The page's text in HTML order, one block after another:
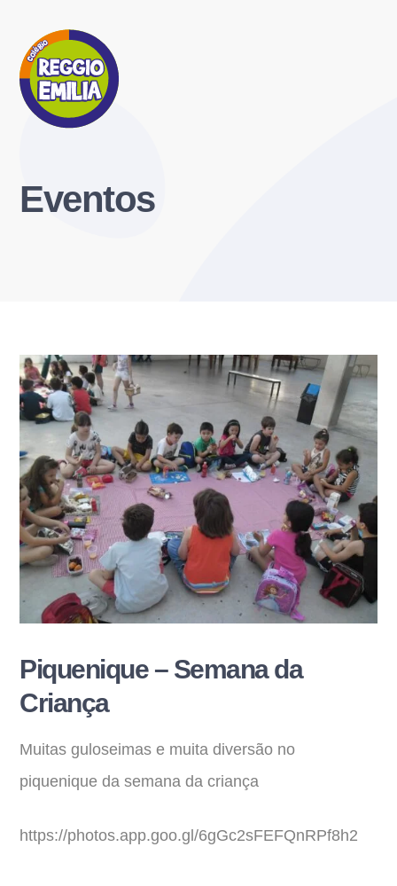
Eventos
Piquenique – Semana da
Criança
Muitas guloseimas e muita diversão no
piquenique da semana da criança
https://photos.app.goo.gl/6gGc2sFEFQnRPf8h2